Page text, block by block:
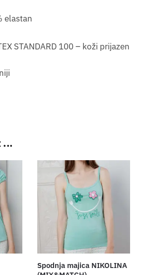
elastan
STANDARD 100 – koži prijazen
...
Spodnja majica NIKOLINA